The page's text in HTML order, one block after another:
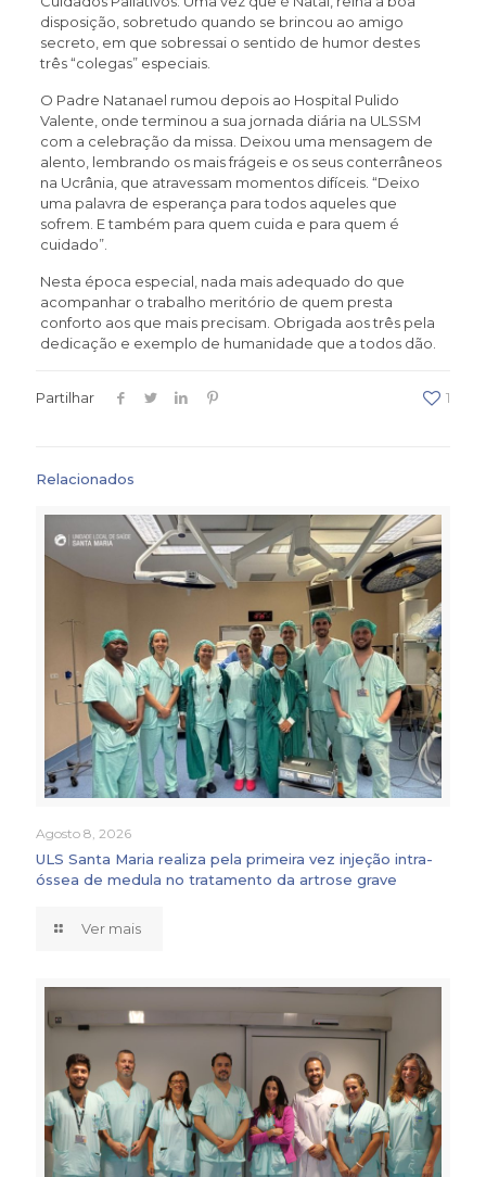
disposição, sobretudo quando se brincou ao amigo
secreto, em que sobressai o sentido de humor destes
três “colegas” especiais.
O Padre Natanael rumou depois ao Hospital Pulido
Valente, onde terminou a sua jornada diária na ULSSM
com a celebração da missa. Deixou uma mensagem de
alento, lembrando os mais frágeis e os seus conterrâneos
na Ucrânia, que atravessam momentos difíceis. “Deixo
uma palavra de esperança para todos aqueles que
sofrem. E também para quem cuida e para quem é
cuidado”.
Nesta época especial, nada mais adequado do que
acompanhar o trabalho meritório de quem presta
conforto aos que mais precisam. Obrigada aos três pela
dedicação e exemplo de humanidade que a todos dão.
Partilhar 1
Relacionados
Agosto 8, 2026
ULS Santa Maria realiza pela primeira vez injeção intra-
óssea de medula no tratamento da artrose grave
Ver mais